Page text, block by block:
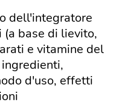
dell'integratore
base di lievito,
e vitamine del
d'uso, effetti